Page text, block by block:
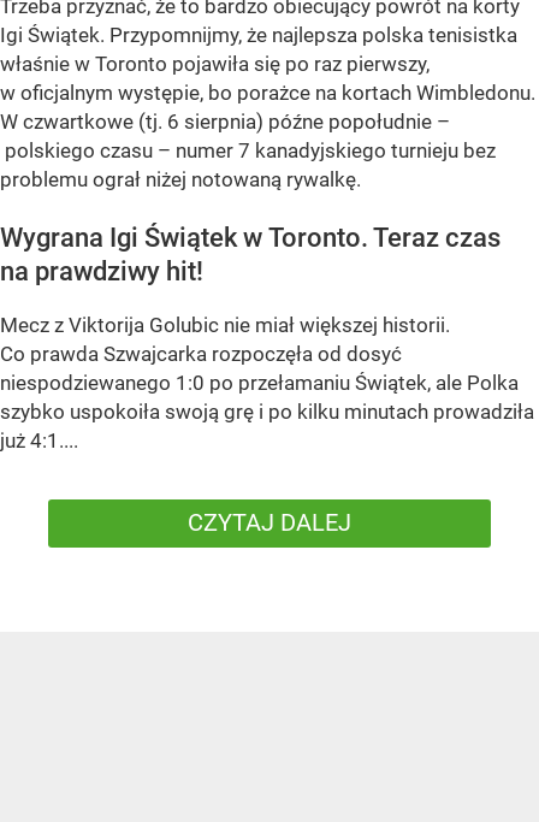
Trzeba przyznać, że to bardzo obiecujący powrót na korty
Igi Świątek. Przypomnijmy, że najlepsza polska tenisistka
właśnie w Toronto pojawiła się po raz pierwszy,
w oficjalnym występie, bo porażce na kortach Wimbledonu.
W czwartkowe (tj. 6 sierpnia) późne popołudnie –
polskiego czasu – numer 7 kanadyjskiego turnieju bez
problemu ograł niżej notowaną rywalkę.
Wygrana Igi Świątek w Toronto. Teraz czas
na prawdziwy hit!
Mecz z Viktorija Golubic nie miał większej historii.
Co prawda Szwajcarka rozpoczęła od dosyć
niespodziewanego 1:0 po przełamaniu Świątek, ale Polka
szybko uspokoiła swoją grę i po kilku minutach prowadziła
już 4:1....
CZYTAJ DALEJ